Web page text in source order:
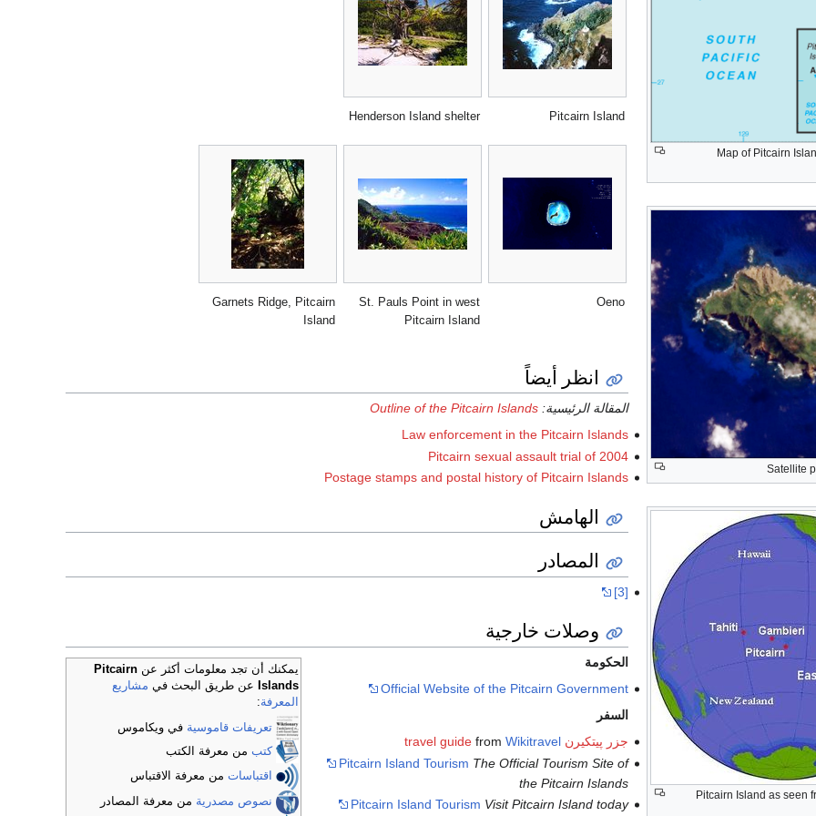
Map of Pitcairn
Satellite
Pitcairn Island as seen
Pitcairn Island
Henderson Island shelter
Oeno
St. Pauls Point in west
Pitcairn Island
Garnets Ridge, Pitcairn
Island
انظر أيضاً
المقالة الرئيسية: Outline of the Pitcairn Islands
Law enforcement in the Pitcairn Islands
Pitcairn sexual assault trial of 2004
Postage stamps and postal history of Pitcairn Islands
الهامش
المصادر
[3]
وصلات خارجية
يمكنك أن تجد معلومات أكثر عنPitcairn
Islands
عن طريق البحث في مشاريع
المعرفة:
تعريفات قاموسية في ويكاموس
كتب من معرفة الكتب
اقتباسات من معرفة الاقتباس
نصوص مصدرية من معرفة المصادر
الحكومة
Official Website of the Pitcairn Government
السفر
جزر پيتكيرن travel guide
fromWikitravel
Pitcairn Island Tourism The Official Tourism Site of
the Pitcairn Islands
Pitcairn Island Tourism Visit Pitcairn Island today